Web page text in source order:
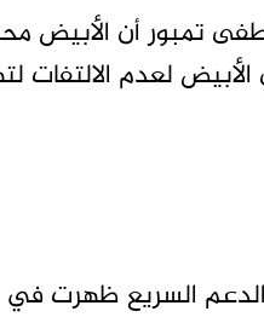
تمبور أن
لعدم الالتفات
السريع ظهرت